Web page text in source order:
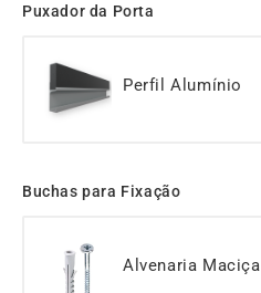
Puxador da Porta
Perfil Alumínio
Buchas para Fixação
Alvenaria Maciça